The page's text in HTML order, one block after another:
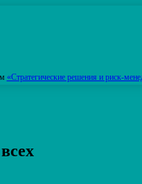
«Стратегические решения и риск-